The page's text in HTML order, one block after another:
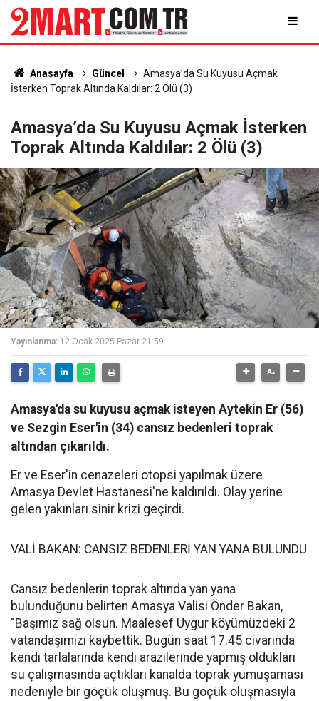
Anasayfa Güncel
Amasya’da Su Kuyusu Açmak
İsterken Toprak Altında Kaldılar: 2 Ölü (3)
Amasya’da Su Kuyusu Açmak İsterken
Toprak Altında Kaldılar: 2 Ölü (3)
Yayınlanma: 12 Ocak 2025 Pazar 21:59
Amasya'da su kuyusu açmak isteyen Aytekin Er (56)
ve Sezgin Eser'in (34) cansız bedenleri toprak
altından çıkarıldı.
Er ve Eser'in cenazeleri otopsi yapılmak üzere
Amasya Devlet Hastanesi'ne kaldırıldı. Olay yerine
gelen yakınları sinir krizi geçirdi.
VALİ BAKAN: CANSIZ BEDENLERİ YAN YANA BULUNDU
Cansız bedenlerin toprak altında yan yana
bulunduğunu belirten Amasya Valisi Önder Bakan,
"Başımız sağ olsun. Maalesef Uygur köyümüzdeki 2
vatandaşımızı kaybettik. Bugün saat 17.45 civarında
kendi tarlalarında kendi arazilerinde yapmış oldukları
su çalışmasında açtıkları kanalda toprak yumuşaması
nedeniyle bir göçük oluşmuş. Bu göçük oluşmasıyla